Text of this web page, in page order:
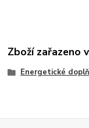
Zboží zařazeno
Energetické